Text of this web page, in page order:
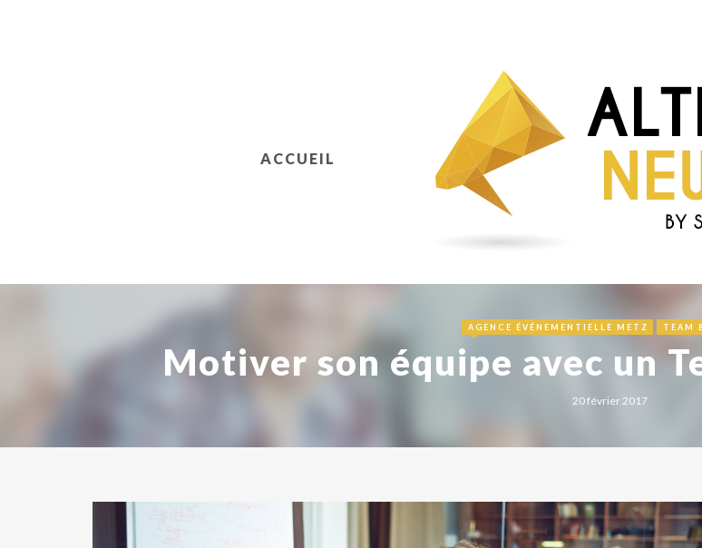
ACCUEIL
AGENCE ÉVÉNEMENTIELLE METZ TEAM
Motiver son équipe avec un
20 février 2017